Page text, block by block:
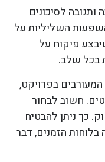
לסיכונים
השליליות על
פיקוח על
בכל שלב.
בפרויקט,
חשוב לבחור
כך ניתן להבטיח
הזמנים, דבר